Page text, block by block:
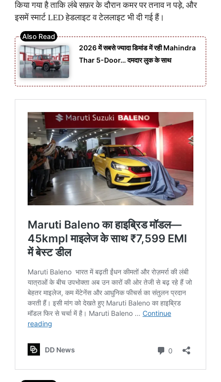
किया गया है ताकि लंबे सफ़र के दौरान कमर पर तनाव न पड़े, और
इसमें स्मार्ट LED हेडलाइट व टेललाइट भी दी गई हैं।
2026 में सबसे ज्यादा डिमांड में रही Mahindra
Thar 5-Door… दमदार लुक के साथ